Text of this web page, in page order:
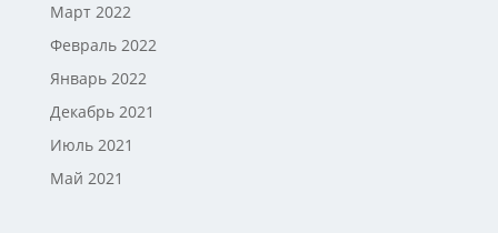
Март 2022
Февраль 2022
Январь 2022
Декабрь 2021
Июль 2021
Май 2021